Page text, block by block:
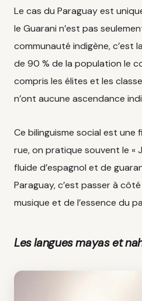
Le cas du Paraguay est
le Guarani n’est pas
communauté indigène, c’est
de 90 % de la population le
compris les élites et les
n’ont aucune ascendance
Ce bilinguisme social est une
rue, on pratique souvent le «
fluide d’espagnol et de
Paraguay, c’est passer à côté
musique et de l’essence du
Les langues mayas et